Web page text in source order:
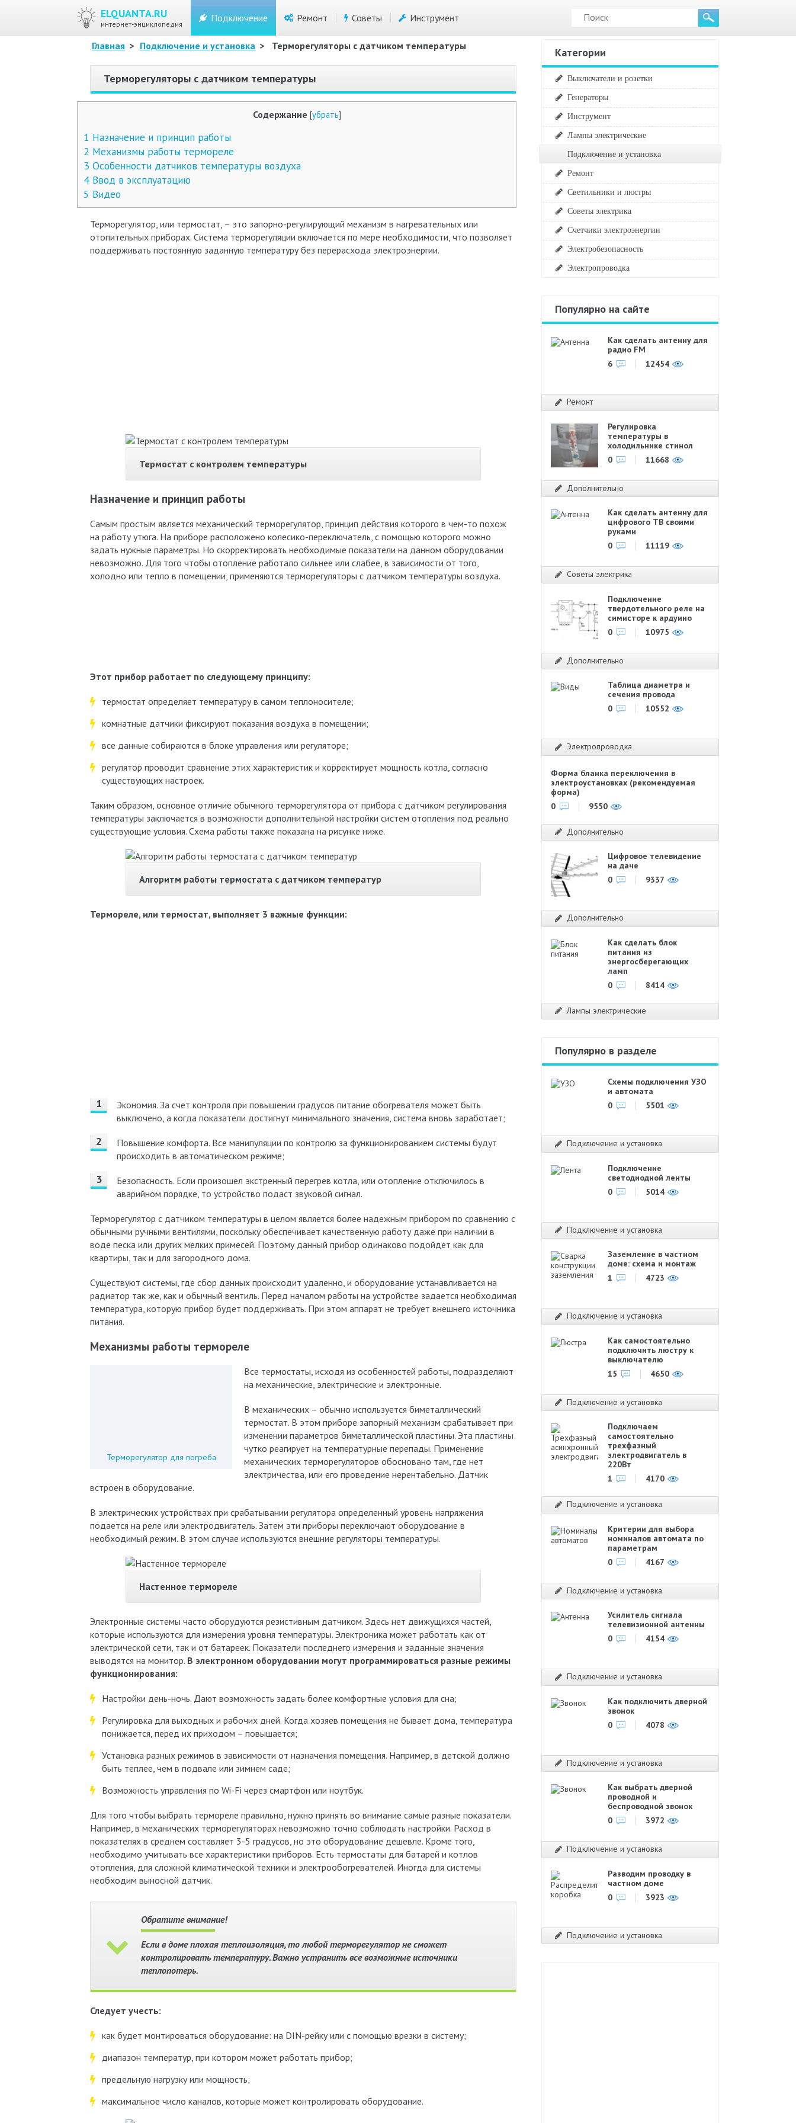
ELQUANTA.RU
интернет-энциклопедия
Подключение Ремонт Советы Инструмент
Главная > Подключение и установка > Терморегуляторы с датчиком температуры
Терморегуляторы с датчиком температуры
Содержание [убрать]
1 Назначение и принцип работы
2 Механизмы работы термореле
3 Особенности датчиков температуры воздуха
4 Ввод в эксплуатацию
5 Видео
Терморегулятор, или термостат, – это запорно-регулирующий механизм в нагревательных или
отопительных приборах. Система терморегуляции включается по мере необходимости, что позволяет
поддерживать постоянную заданную температуру без перерасхода электроэнергии.
Термостат с контролем температуры
Назначение и принцип работы
Самым простым является механический терморегулятор, принцип действия которого в чем-то похож
на работу утюга. На приборе расположено колесико-переключатель, с помощью которого можно
задать нужные параметры. Но скорректировать необходимые показатели на данном оборудовании
невозможно. Для того чтобы отопление работало сильнее или слабее, в зависимости от того,
холодно или тепло в помещении, применяются терморегуляторы с датчиком температуры воздуха.
Этот прибор работает по следующему принципу:
термостат определяет температуру в самом теплоносителе;
комнатные датчики фиксируют показания воздуха в помещении;
все данные собираются в блоке управления или регуляторе;
регулятор проводит сравнение этих характеристик и корректирует мощность котла, согласно
существующих настроек.
Таким образом, основное отличие обычного терморегулятора от прибора с датчиком регулирования
температуры заключается в возможности дополнительной настройки систем отопления под реально
существующие условия. Схема работы также показана на рисунке ниже.
Алгоритм работы термостата с датчиком температур
Термореле, или термостат, выполняет 3 важные функции:
Экономия. За счет контроля при повышении градусов питание обогревателя может быть
выключено, а когда показатели достигнут минимального значения, система вновь заработает;
Повышение комфорта. Все манипуляции по контролю за функционированием системы будут
происходить в автоматическом режиме;
Безопасность. Если произошел экстренный перегрев котла, или отопление отключилось в
аварийном порядке, то устройство подаст звуковой сигнал.
Терморегулятор с датчиком температуры в целом является более надежным прибором по сравнению с
обычными ручными вентилями, поскольку обеспечивает качественную работу даже при наличии в
воде песка или других мелких примесей. Поэтому данный прибор одинаково подойдет как для
квартиры, так и для загородного дома.
Существуют системы, где сбор данных происходит удаленно, и оборудование устанавливается на
радиатор так же, как и обычный вентиль. Перед началом работы на устройстве задается необходимая
температура, которую прибор будет поддерживать. При этом аппарат не требует внешнего источника
питания.
Механизмы работы термореле
Терморегулятор для погреба
Все термостаты, исходя из особенностей работы, подразделяют
на механические, электрические и электронные.
В механических – обычно используется биметаллический
термостат. В этом приборе запорный механизм срабатывает при
изменении параметров биметаллической пластины. Эта пластины
чутко реагирует на температурные перепады. Применение
механических терморегуляторов обосновано там, где нет
электричества, или его проведение нерентабельно. Датчик
встроен в оборудование.
В электрических устройствах при срабатывании регулятора определенный уровень напряжения
подается на реле или электродвигатель. Затем эти приборы переключают оборудование в
необходимый режим. В этом случае используются внешние регуляторы температуры.
Настенное термореле
Электронные системы часто оборудуются резистивным датчиком. Здесь нет движущихся частей,
которые используются для измерения уровня температуры. Электроника может работать как от
электрической сети, так и от батареек. Показатели последнего измерения и заданные значения
выводятся на монитор. В электронном оборудовании могут программироваться разные режимы
функционирования:
Настройки день-ночь. Дают возможность задать более комфортные условия для сна;
Регулировка для выходных и рабочих дней. Когда хозяев помещения не бывает дома, температура
понижается, перед их приходом – повышается;
Установка разных режимов в зависимости от назначения помещения. Например, в детской должно
быть теплее, чем в подвале или зимнем саде;
Возможность управления по Wi-Fi через смартфон или ноутбук.
Для того чтобы выбрать термореле правильно, нужно принять во внимание самые разные показатели.
Например, в механических терморегуляторах невозможно точно соблюдать настройки. Расход в
показателях в среднем составляет 3-5 градусов, но это оборудование дешевле. Кроме того,
необходимо учитывать все характеристики приборов. Есть термостаты для батарей и котлов
отопления, для сложной климатической техники и электрообогревателей. Иногда для системы
необходим выносной датчик.
Обратите внимание!
Если в доме плохая теплоизоляция, то любой терморегулятор не сможет
контролировать температуру. Важно устранить все возможные источники
теплопотерь.
Следует учесть:
как будет монтироваться оборудование: на DIN-рейку или с помощью врезки в систему;
диапазон температур, при котором может работать прибор;
предельную нагрузку или мощность;
максимальное число каналов, которые может контролировать оборудование.
Категории
Выключатели и розетки
Генераторы
Инструмент
Лампы электрические
Подключение и установка
Ремонт
Светильники и люстры
Советы электрика
Счетчики электроэнергии
Электробезопасность
Электропроводка
Популярно на сайте
Как сделать антенну для
радио FM
6
12454
Ремонт
Регулировка
температуры в
холодильнике стинол
0
11668
Дополнительно
Как сделать антенну для
цифрового ТВ своими
руками
0
11119
Советы электрика
Подключение
твердотельного реле на
симисторе к ардуино
0
10975
Дополнительно
Таблица диаметра и
сечения провода
0
10552
Электропроводка
Форма бланка переключения в
электроустановках (рекомендуемая
форма)
0
9550
Дополнительно
Цифровое телевидение
на даче
0
9337
Дополнительно
Как сделать блок
питания из
энергосберегающих
ламп
0
8414
Лампы электрические
Популярно в разделе
Схемы подключения УЗО
и автомата
0
5501
Подключение и установка
Подключение
светодиодной ленты
0
5014
Подключение и установка
Заземление в частном
доме: схема и монтаж
1
4723
Подключение и установка
Как самостоятельно
подключить люстру к
выключателю
15
4650
Подключение и установка
Подключаем
самостоятельно
трехфазный
электродвигатель в
220Вт
1
4170
Подключение и установка
Критерии для выбора
номиналов автомата по
параметрам
0
4167
Подключение и установка
Усилитель сигнала
телевизионной антенны
0
4154
Подключение и установка
Как подключить дверной
звонок
0
4078
Подключение и установка
Как выбрать дверной
проводной и
беспроводной звонок
0
3972
Подключение и установка
Разводим проводку в
частном доме
0
3923
Подключение и установка